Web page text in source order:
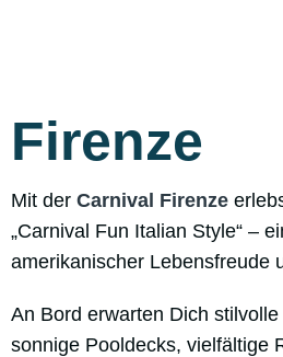
Firenze
Mit der Carnival Firenze
„Carnival Fun Italian Style“ –
amerikanischer Lebensfreude
An Bord erwarten Dich
sonnige Pooldecks, vielfältige